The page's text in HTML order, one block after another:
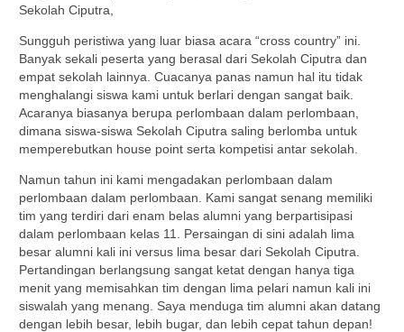
Sekolah Ciputra,
Sungguh peristiwa yang luar biasa acara “cross country” ini.
Banyak sekali peserta yang berasal dari Sekolah Ciputra dan
empat sekolah lainnya. Cuacanya panas namun hal itu tidak
menghalangi siswa kami untuk berlari dengan sangat baik.
Acaranya biasanya berupa perlombaan dalam perlombaan,
dimana siswa-siswa Sekolah Ciputra saling berlomba untuk
memperebutkan house point serta kompetisi antar sekolah.
Namun tahun ini kami mengadakan perlombaan dalam
perlombaan dalam perlombaan. Kami sangat senang memiliki
tim yang terdiri dari enam belas alumni yang berpartisipasi
dalam perlombaan kelas 11. Persaingan di sini adalah lima
besar alumni kali ini versus lima besar dari Sekolah Ciputra.
Pertandingan berlangsung sangat ketat dengan hanya tiga
menit yang memisahkan tim dengan lima pelari namun kali ini
siswalah yang menang. Saya menduga tim alumni akan datang
dengan lebih besar, lebih bugar, dan lebih cepat tahun depan!